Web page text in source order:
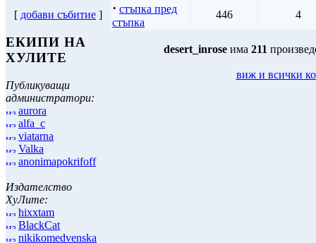
[ добави събитие ]
ЕКИПИ НА
ХУЛИТЕ
Публикуващи
администратори:
aurora
alfa_c
viatarna
Valka
anonimapokrifoff
Издателство
ХуЛите:
hixxtam
BlackCat
nikikomedvenska
· стъпка пред
стъпка
446 4
desert_inrose има 211
виж и всички